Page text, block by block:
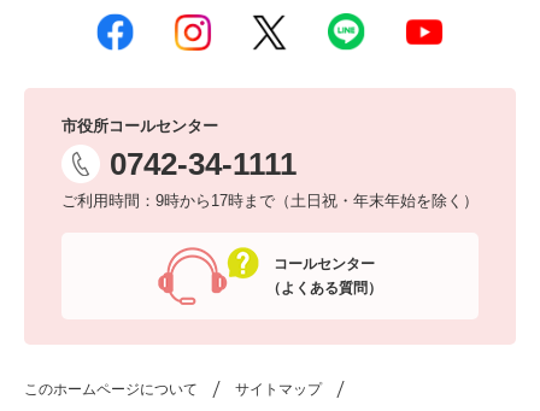
市役所コールセンター
0742-34-1111
ご利用時間：9時から17時まで（土日祝・年末年始を除く）
コールセンター
（よくある質問）
このホームページについて サイトマップ